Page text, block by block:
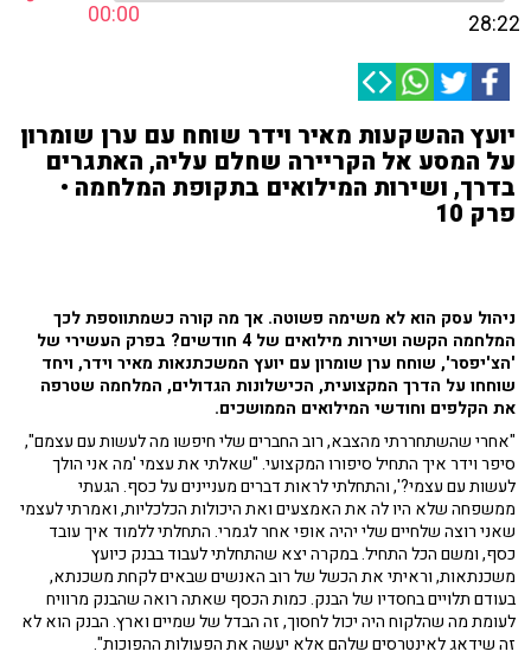
00:00 28:22
יועץ ההשקעות מאיר וידר שוחח עם ערן שומרון
על המסע אל הקריירה שחלם עליה, האתגרים
בדרך, ושירות המילואים בתקופת המלחמה •
פרק 10
ניהול עסק הוא לא משימה פשוטה. אך מה קורה כשמתווספת לכך
המלחמה הקשה ושירות מילואים של 4 חודשים?
בפרק העשירי של
'הצ'יפסר', שוחח ערן שומרון עם יועץ המשכתנאות מאיר וידר, ויחד
שוחחו על הדרך המקצועית, הכישלונות הגדולים, המלחמה שטרפה
את הקלפים וחודשי המילואים הממושכים.
"אחרי שהשתחררתי מהצבא, רוב החברים שלי חיפשו מה לעשות עם עצמם",
סיפר וידר איך התחיל סיפורו המקצועי. "שאלתי את עצמי 'מה אני הולך
לעשות עם עצמי?', והתחלתי לראות דברים מעניינים על כסף. הגעתי
ממשפחה שלא היו לה את האמצעים ואת היכולות הכלכליות, ואמרתי לעצמי
שאני רוצה שלחיים שלי יהיה אופי אחר לגמרי. התחלתי ללמוד איך עובד
כסף, ומשם הכל התחיל. במקרה יצא שהתחלתי לעבוד בבנק כיועץ
משכנתאות, וראיתי את הכשל של רוב האנשים שבאים לקחת משכנתא,
בעודם תלויים בחסדיו של הבנק. כמות הכסף שאתה רואה שהבנק מרוויח
לעומת מה שהלקוח היה יכול לחסוך, זה הבדל של שמיים וארץ. הבנק הוא לא
זה שידאג לאינטרסים שלהם אלא יעשה את הפעולות ההפוכות".